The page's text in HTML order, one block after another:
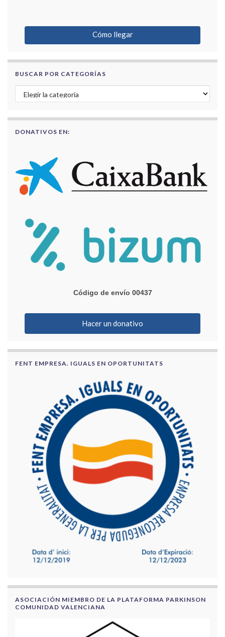
Cómo llegar
BUSCAR POR CATEGORÍAS
Buscar por categorías
DONATIVOS EN:
Código de envío 00437
Hacer un donativo
FENT EMPRESA. IGUALS EN OPORTUNITATS
ASOCIACIÓN MIEMBRO DE LA PLATAFORMA PARKINSON
COMUNIDAD VALENCIANA